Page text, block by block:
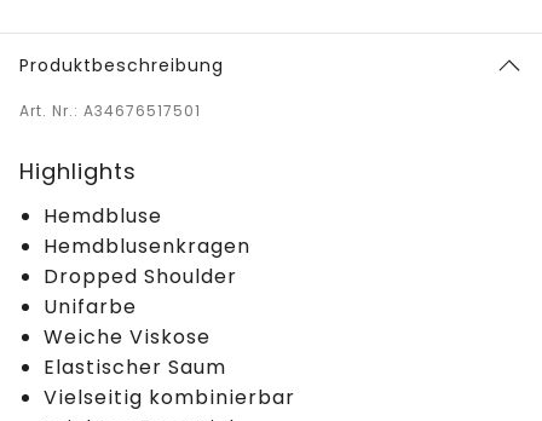
Produktbeschreibung
Art. Nr.: A34676517501
Highlights
Hemdbluse
Hemdblusenkragen
Dropped Shoulder
Unifarbe
Weiche Viskose
Elastischer Saum
Vielseitig kombinierbar